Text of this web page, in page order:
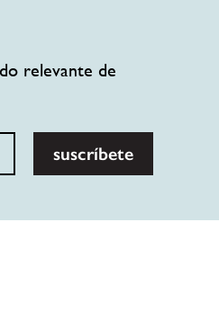
relevante de
suscríbete